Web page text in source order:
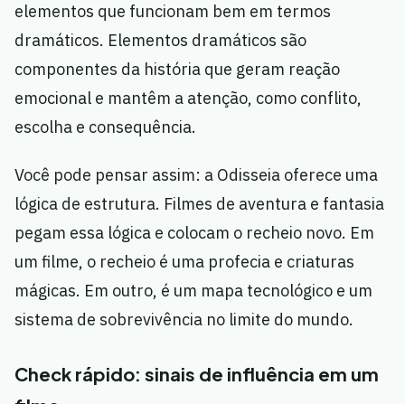
elementos que funcionam bem em termos
dramáticos. Elementos dramáticos são
componentes da história que geram reação
emocional e mantêm a atenção, como conflito,
escolha e consequência.
Você pode pensar assim: a Odisseia oferece uma
lógica de estrutura. Filmes de aventura e fantasia
pegam essa lógica e colocam o recheio novo. Em
um filme, o recheio é uma profecia e criaturas
mágicas. Em outro, é um mapa tecnológico e um
sistema de sobrevivência no limite do mundo.
Check rápido: sinais de influência em um